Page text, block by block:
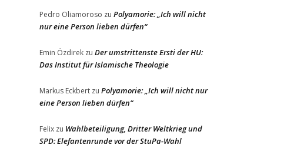
Pedro Oliamoroso zu Polyamorie: „Ich will nicht
nur eine Person lieben dürfen“
Emin Özdirek zu Der umstrittenste Ersti der HU:
Das Institut für Islamische Theologie
Markus Eckbert zu Polyamorie: „Ich will nicht nur
eine Person lieben dürfen“
Felix zu Wahlbeteiligung, Dritter Weltkrieg und
SPD: Elefantenrunde vor der StuPa-Wahl